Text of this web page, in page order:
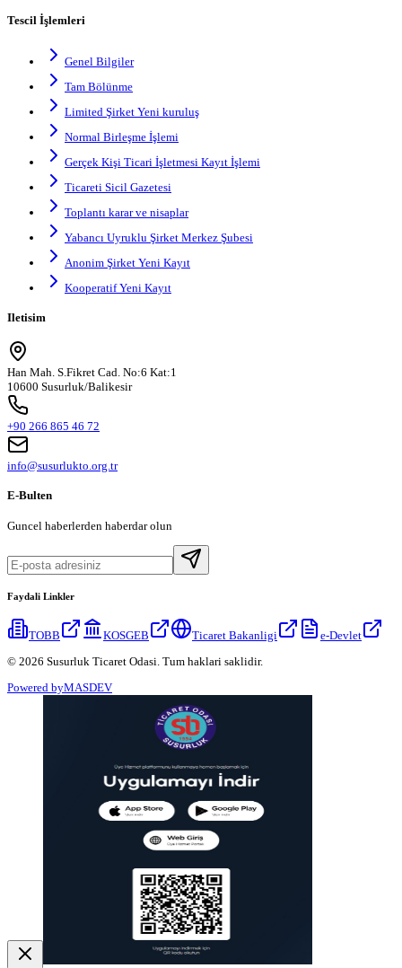
Tescil İşlemleri
Genel Bilgiler
Tam Bölünme
Limited Şirket Yeni kuruluş
Normal Birleşme İşlemi
Gerçek Kişi Ticari İşletmesi Kayıt İşlemi
Ticareti Sicil Gazetesi
Toplantı karar ve nisaplar
Yabancı Uyruklu Şirket Merkez Şubesi
Anonim Şirket Yeni Kayıt
Kooperatif Yeni Kayıt
Iletisim
Han Mah. S.Fikret Cad. No:6 Kat:1
10600 Susurluk/Balikesir
+90 266 865 46 72
info@susurlukto.org.tr
E-Bulten
Guncel haberlerden haberdar olun
Faydali Linkler
TOBB KOSGEB Ticaret Bakanligi
e-Devlet
© 2026 Susurluk Ticaret Odasi. Tum haklari saklidir.
Powered byMASDEV